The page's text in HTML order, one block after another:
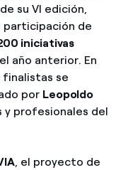
su VI edición,
participación de
iniciativas
año anterior. En
finalistas se
por Leopoldo
y profesionales del
, el proyecto de